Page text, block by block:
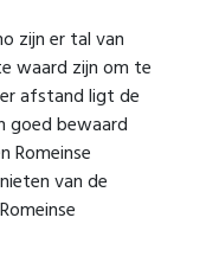
zijn er tal van
waard zijn om te
afstand ligt de
goed bewaard
Romeinse
van de